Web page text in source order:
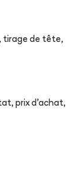
tirage de tête,
prix d'achat,